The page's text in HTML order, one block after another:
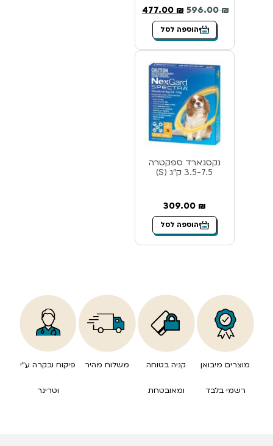
596.00₪
477.00 ₪
הוספה לסל
נקסגארד ספקטרה
3.5-7.5 ק”ג (S)
309.00 ₪
הוספה לסל
מוצרים מיבואן
רשמי בלבד
קניה בטוחה
ומאובטחת
משלוח מהיר פיקוח ובקרה ע”י
וטרינר